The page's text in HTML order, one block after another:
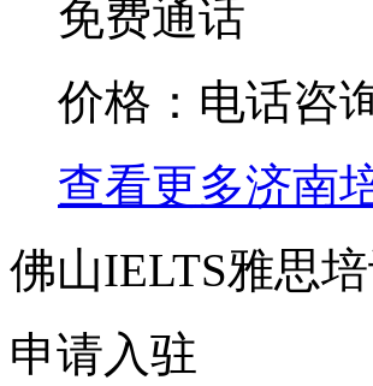
免费通话
价格：电话咨
查看更多济南
佛山IELTS雅思
申请入驻